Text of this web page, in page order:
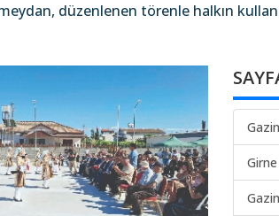
düzenlenen törenle halkın